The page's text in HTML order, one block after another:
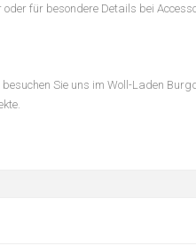
für besondere Details bei
Sie uns im Woll-Laden